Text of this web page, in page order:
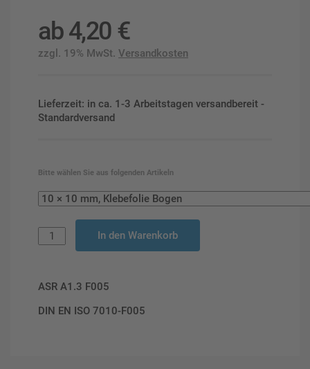
ab4,20 €
zzgl. 19% MwSt. Versandkosten
Lieferzeit: in ca. 1-3 Arbeitstagen versandbereit -
Standardversand
Bitte wählen Sie aus folgenden Artikeln
In den Warenkorb
ASR A1.3 F005
DIN EN ISO 7010-F005